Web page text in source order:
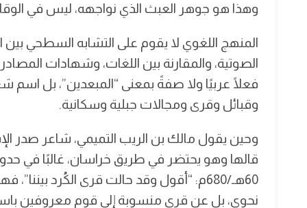
وهذا هو جوهر العبث الذي نواجهه، ليس في
المنهج اللغوي لا يقوم على التشابه السطحي بين
الصوتية، والمقارنة بين اللغات، وشهادات
فعلًا عربيًا ولا صفةً بمعنى “المبعدين”، بل
وقبائل وقرى ومجالات جبلية وسكانية.
وحين يقول مالك بن الريب التميمي، شاعر صدر
60هـ/680م: “أقول وقد حالت قرى الكُرد
نحوي، بل عن قرى منسوبة إلى قوم معروفين باسم